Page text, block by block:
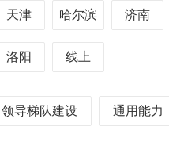
天津 哈尔滨 济南
洛阳 线上
领导梯队建设 通用能力